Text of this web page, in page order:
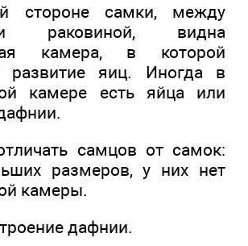
стороне самки, между
раковиной, видна
камера, в которой
развитие яиц. Иногда в
камере есть яйца или
самцов от самок:
размеров, у них нет
камеры.
дафнии.